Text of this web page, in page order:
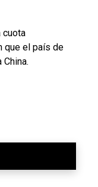
cuota
que el país de